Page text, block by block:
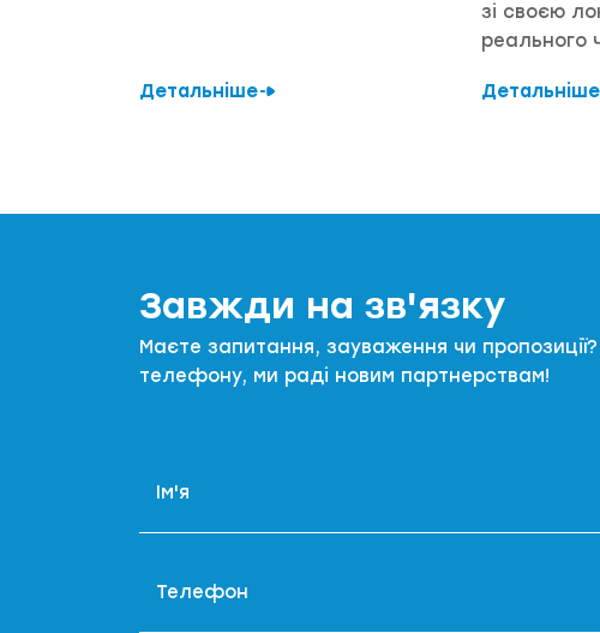
Детальніше
зі своєю
реального
Детальніше
Завжди на зв'язку
Маєте запитання, зауваження чи
телефону, ми раді новим партнерствам!
Ім'я
Телефон